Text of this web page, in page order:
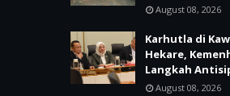
August 08, 2026
Karhutla di
Hekare,
Langkah
August 08, 2026